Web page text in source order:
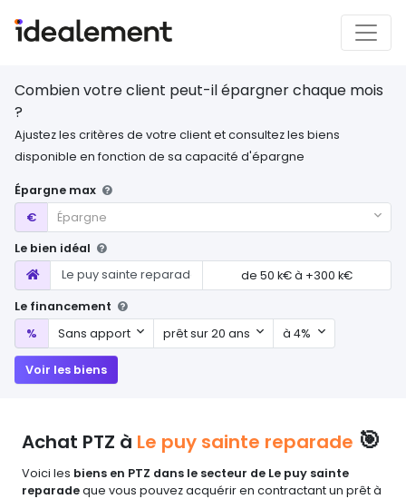
Combien votre client peut-il épargner chaque mois
?
Ajustez les critères de votre client et consultez les biens
disponible en fonction de sa capacité d'épargne
Épargne max
Épargne max
€
Épargne
Le bien idéal
Localisation de 50 k€à +300 k€
Le financement
Mon apport
% Sans apport Durée d'emprunt
prêt sur 20 ans Mon taux
à 4%
Voir les biens
Achat PTZ à Le puy sainte reparade 🎯
Voici les biens en PTZ dans le secteur de Le puy sainte
reparadeque vous pouvez acquérir en contractant un prêt à